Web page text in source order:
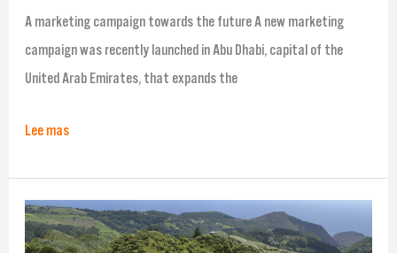
A marketing campaign towards the future A new marketing
campaign was recently launched in Abu Dhabi, capital of the
United Arab Emirates, that expands the
Lee mas
Isla
St